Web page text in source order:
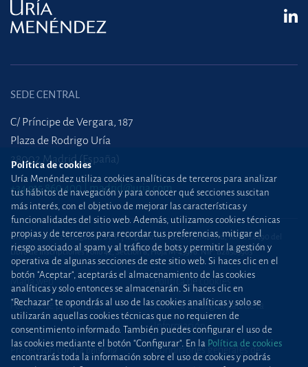
SEDE CENTRAL
C/ Príncipe de Vergara, 187
Plaza de Rodrigo Uría
28002 Madrid (España)
+34 915 860 400 madrid@uria.com
Uría Menéndez Abogados, S.L.P. | Registro Mercantil de Madrid, Tomo 24490 del
Libro de Inscripciones Folio 42, Sección 8, Hoja M-43976. NIF: B28563963
Mapa web Política de cookies
Política de privacidad
Política de Seguridad de la
Información
Protección contraphishing
Condiciones generales de
Política de cookies
Uría Menéndez utiliza cookies analíticas de terceros para analizar
tus hábitos de navegación y para conocer qué secciones suscitan
más interés, con el objetivo de mejorar las características y
funcionalidades del sitio web. Además, utilizamos cookies técnicas
propias y de terceros para recordar tus preferencias, mitigar el
riesgo asociado al spam y al tráfico de bots y permitir la gestión y
operativa de algunas secciones de este sitio web. Si haces clic en el
botón "Aceptar", aceptarás el almacenamiento de las cookies
analíticas y solo entonces se almacenarán. Si haces clic en
“Rechazar” te opondrás al uso de las cookies analíticas y solo se
utilizarán aquellas cookies técnicas que no requieren de
consentimiento informado. También puedes configurar el uso de
las cookies mediante el botón "Configurar". En la Política de cookies
encontrarás toda la información sobre el uso de cookies y podrás